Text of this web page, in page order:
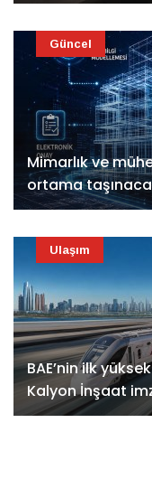
Mimarlık ve
ortama
Güncel
BAE’nin ilk
Kalyon İnşaat
Ulaşım